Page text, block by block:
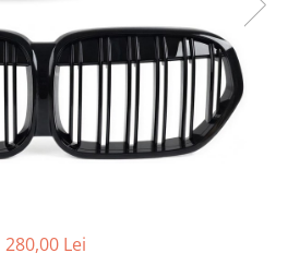
280,00 Lei